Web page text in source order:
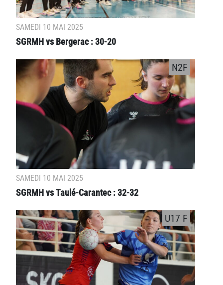
SAMEDI 10 MAI 2025
SGRMH vs Bergerac : 30-20
SAMEDI 10 MAI 2025
SGRMH vs Taulé-Carantec : 32-32
N2F
U17 F